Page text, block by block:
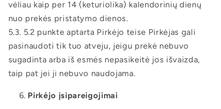
vėliau kaip per 14 (keturiolika) kalendorinių dienų
nuo prekės pristatymo dienos.
5.3. 5.2 punkte aptarta Pirkėjo teise Pirkėjas gali
pasinaudoti tik tuo atveju, jeigu prekė nebuvo
sugadinta arba iš esmės nepasikeitė jos išvaizda,
taip pat jei ji nebuvo naudojama.
Pirkėjo įsipareigojimai